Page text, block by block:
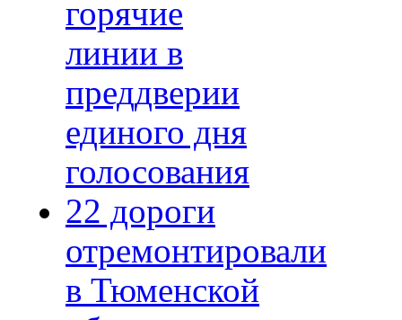
горячие
линии в
преддверии
единого дня
голосования
22 дороги
отремонтировали
в Тюменской